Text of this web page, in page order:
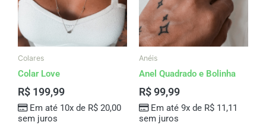
Colares
Colar Love
R$ 199,99
Em até 10x de R$20,00
sem juros
Anéis
Anel Quadrado e Bolinha
R$99,99
Em até 9x de R$11,11
sem juros